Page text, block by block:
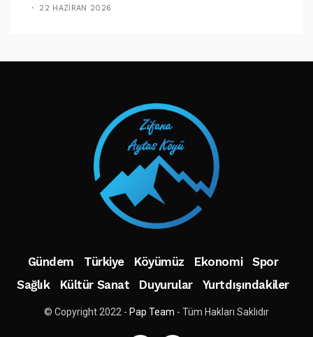
22 HAZIRAN 2026
TAKIP ET
Gündem Türkiye Köyümüz Ekonomi
Spor
Sağlık
Kültür Sanat Duyurular Yurtdışındakiler
© Copyright 2022 - Pap Team - Tüm Hakları Saklıdır